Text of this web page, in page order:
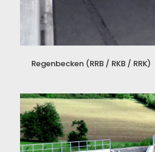
Regenbecken (RRB / RKB / RRK)